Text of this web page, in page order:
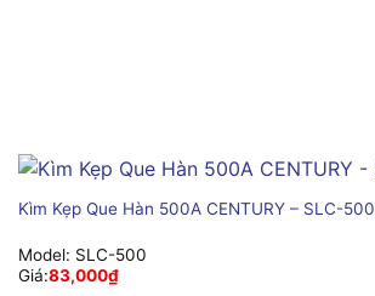
Kìm Kẹp Que Hàn 500A CENTURY – SLC-500
Model: SLC-500
Giá:83,000₫